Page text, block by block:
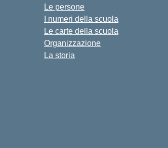
Le persone
I numeri della scuola
Le carte della scuola
Organizzazione
La storia